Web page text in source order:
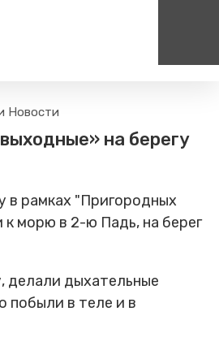
Маршрут настроен -
на сайт
экстренных служб
Новости
на берегу
в рамках "Пригородных
морю в 2-ю Падь, на берег
делали дыхательные
побыли в теле и в